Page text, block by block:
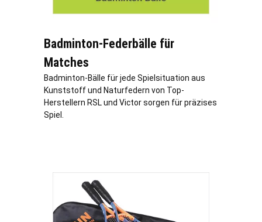
Badminton-Federbälle für
Matches
Badminton-Bälle für jede Spielsituation aus
Kunststoff und Naturfedern von Top-
Herstellern RSL und Victor sorgen für präzises
Spiel.